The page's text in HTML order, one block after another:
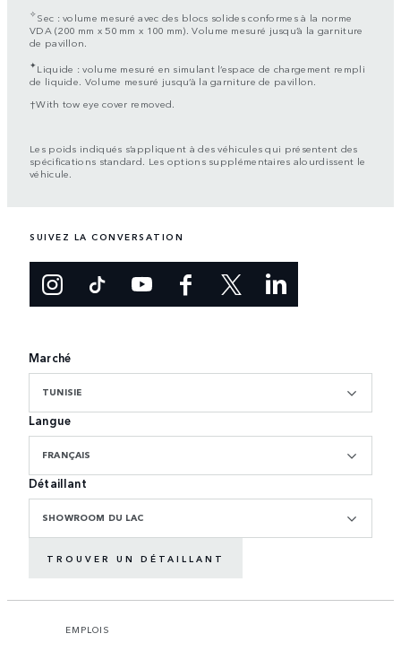
✧Sec : volume mesuré avec des blocs solides conformes à la norme
VDA (200 mm x 50 mm x 100 mm). Volume mesuré jusqu’à la garniture
de pavillon.
✦Liquide : volume mesuré en simulant l’espace de chargement rempli
de liquide. Volume mesuré jusqu’à la garniture de pavillon.
†With tow eye cover removed.
Les poids indiqués s’appliquent à des véhicules qui présentent des
spécifications standard. Les options supplémentaires alourdissent le
véhicule.
SUIVEZ LA CONVERSATION
Marché
TUNISIE
Langue
FRANÇAIS
Détaillant
SHOWROOM DU LAC
TROUVER UN DÉTAILLANT
EMPLOIS